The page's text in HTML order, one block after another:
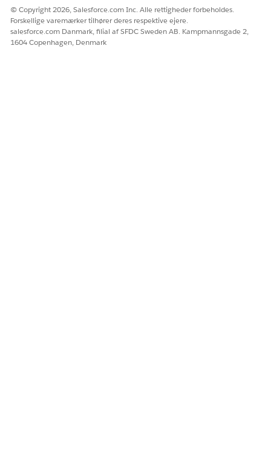
© Copyright 2026, Salesforce.com Inc. Alle rettigheder forbeholdes.
Forskellige varemærker tilhører deres respektive ejere.
salesforce.com Danmark, filial af SFDC Sweden AB. Kampmannsgade 2,
1604 Copenhagen, Denmark